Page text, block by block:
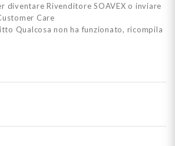
diventare Rivenditore SOAVEX o inviare
Care
Qualcosa non ha funzionato, ricompila